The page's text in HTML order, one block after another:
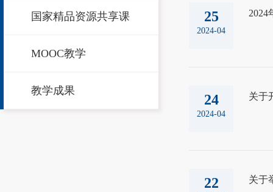
国家精品资源共享课
MOOC教学
教学成果
25
2024-04
2024
24
2024-04
关于
22 关于